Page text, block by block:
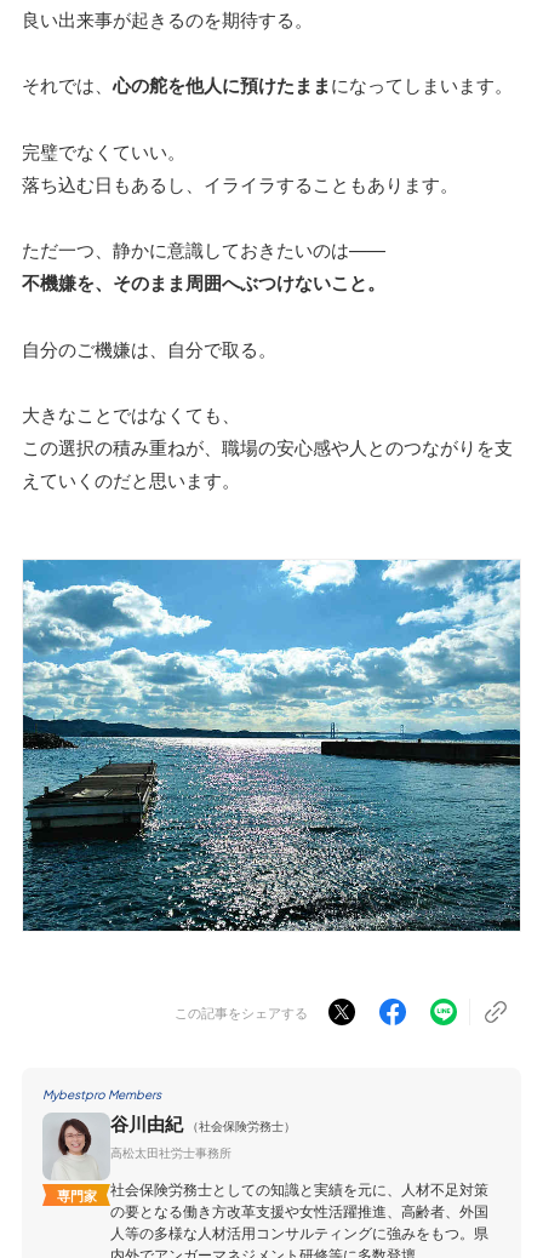
良い出来事が起きるのを期待する。
それでは、心の舵を他人に預けたままになってしまいます。
完璧でなくていい。
落ち込む日もあるし、イライラすることもあります。
ただ一つ、静かに意識しておきたいのは——
不機嫌を、そのまま周囲へぶつけないこと。
自分のご機嫌は、自分で取る。
大きなことではなくても、
この選択の積み重ねが、職場の安心感や人とのつながりを支
えていくのだと思います。
この記事をシェアする
Mybestpro Members
専門家
谷川由紀
（社会保険労務士）
高松太田社労士事務所
社会保険労務士としての知識と実績を元に、人材不足対策
の要となる働き方改革支援や女性活躍推進、高齢者、外国
人等の多様な人材活用コンサルティングに強みをもつ。県